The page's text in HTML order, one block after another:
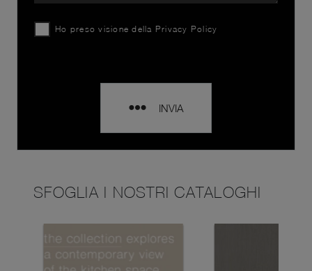
Ho preso visione della Privacy Policy
INVIA
SFOGLIA I NOSTRI CATALOGHI